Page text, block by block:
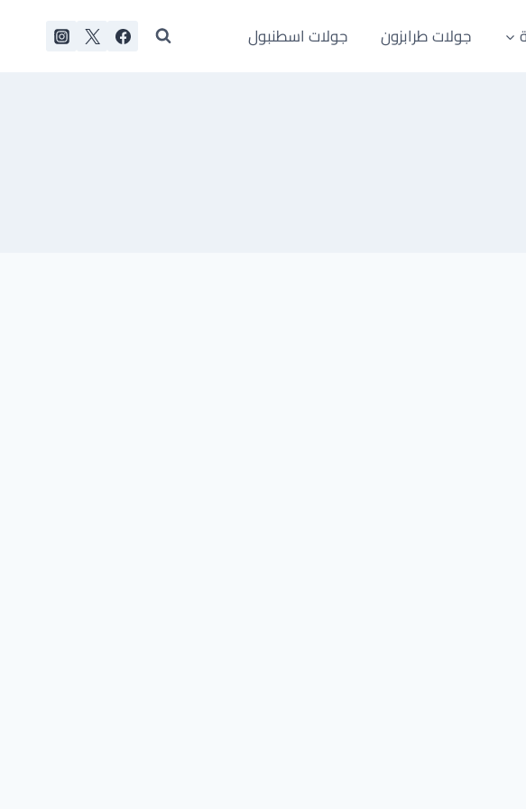
جولات طرابزون جولات اسطنبول